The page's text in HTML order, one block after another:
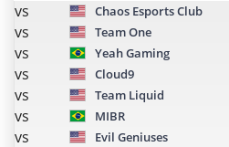
vs Chaos Esports Club
vs
Team One
vs
Yeah Gaming
vs
Cloud9
vs
Team Liquid
vs
MIBR
vs
Evil Geniuses